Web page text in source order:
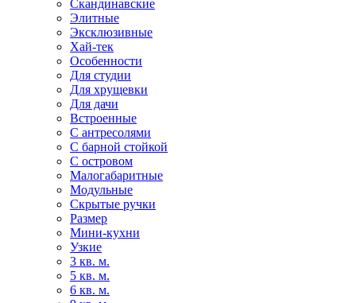
Скандинавские
Элитные
Эксклюзивные
Хай-тек
Особенности
Для студии
Для хрущевки
Для дачи
Встроенные
С антресолями
С барной стойкой
С островом
Малогабаритные
Модульные
Скрытые ручки
Размер
Мини-кухни
Узкие
3 кв. м.
5 кв. м.
6 кв. м.